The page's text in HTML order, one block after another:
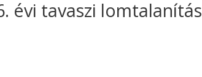
évi tavaszi lomtalanítás